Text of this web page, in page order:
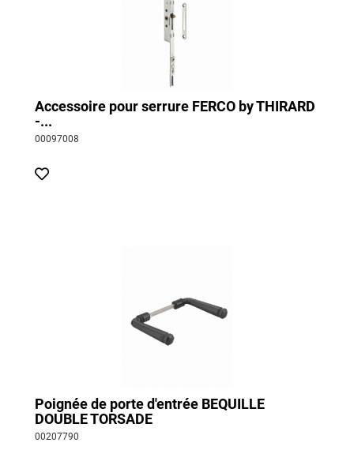
Accessoire pour serrure FERCO by THIRARD
-...
00097008
Poignée de porte d'entrée BEQUILLE
DOUBLE TORSADE
00207790